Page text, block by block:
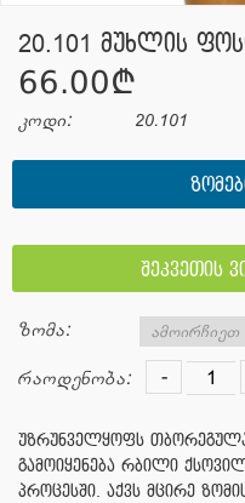
20.101 მუხლის
66.00¢
კოდი: 20.101
შეკვეთის
ზომა:
რაოდენობა: -
უზრუნველყოფს
გამოიყენება რბილი
პროცესში. აქვს მცირე